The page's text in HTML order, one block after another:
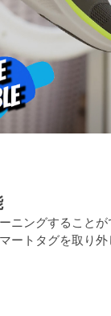
ニングすること
ートタグを取り外